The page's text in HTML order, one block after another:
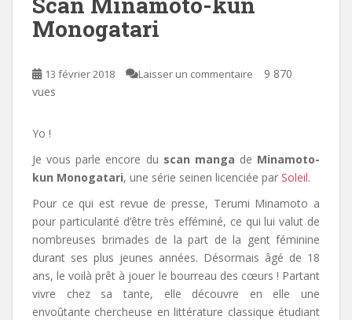
Monogatari
13 février 2018 Laisser un commentaire
9 870
vues
Yo !
Je vous parle encore du scan manga de Minamoto-
kun Monogatari, une série seinen licenciée par Soleil.
Pour ce qui est revue de presse, Terumi Minamoto a
pour particularité d’être très efféminé, ce qui lui valut de
nombreuses brimades de la part de la gent féminine
durant ses plus jeunes années. Désormais âgé de 18
ans, le voilà prêt à jouer le bourreau des cœurs ! Partant
vivre chez sa tante, elle découvre en elle une
envoûtante chercheuse en littérature classique étudiant